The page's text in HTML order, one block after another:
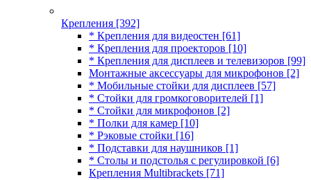
Крепления [392]
* Крепления для видеостен [61]
* Крепления для проекторов [10]
* Крепления для дисплеев и телевизоров [99]
Монтажные аксессуары для микрофонов [2]
* Мобильные стойки для дисплеев [57]
* Стойки для громкоговорителей [1]
* Стойки для микрофонов [2]
* Полки для камер [10]
* Рэковые стойки [16]
* Подставки для наушников [1]
* Столы и подстолья с регулировкой [6]
Крепления Multibrackets [71]